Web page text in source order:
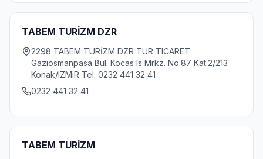
TABEM TURİZM DZR
2298 TABEM TURİZM DZR TUR TICARET
Gaziosmanpasa Bul. Kocas Is Mrkz. No:87 Kat:2/213
Konak/IZMiR Tel: 0232 441 32 41
0232 441 32 41
TABEM TURİZM